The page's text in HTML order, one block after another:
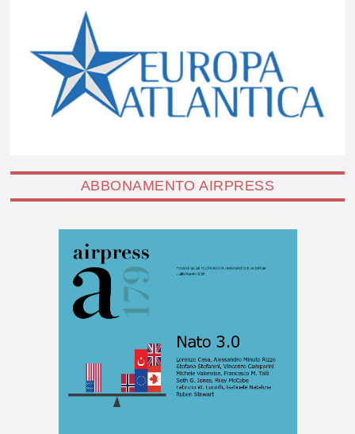
ABBONAMENTO AIRPRESS